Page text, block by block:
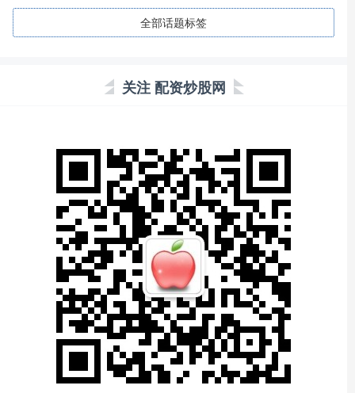
全部话题标签
关注 配资炒股网